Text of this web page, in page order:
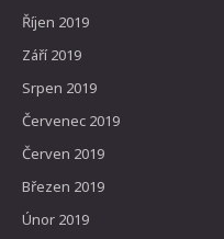
Říjen 2019
Září 2019
Srpen 2019
Červenec 2019
Červen 2019
Březen 2019
Únor 2019